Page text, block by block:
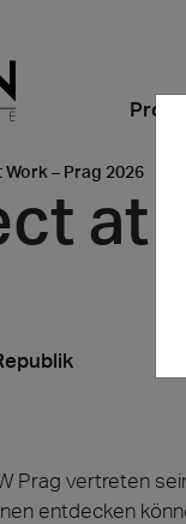
die
Alle
Alle
Art
2024
– Prag 2026
at
Prag vertreten
entdecken